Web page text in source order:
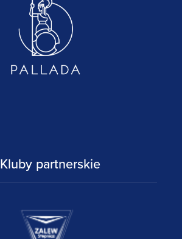
Kluby partnerskie